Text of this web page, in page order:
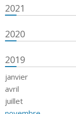
2021
2020
2019
janvier
avril
juillet